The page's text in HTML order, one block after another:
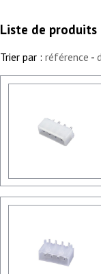
Liste de produits
Trier par : référence -